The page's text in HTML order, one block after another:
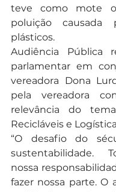
teve como mote
poluição causada
plásticos.
Audiência Pública
parlamentar em
vereadora Dona
pela vereadora
relevância do
Recicláveis e
“O desafio do
sustentabilidade.
nossa
fazer nossa parte. O